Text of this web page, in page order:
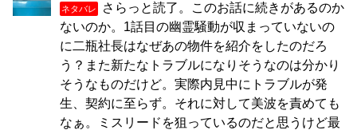
ネタバレ
さらっと読了。このお話に続きがあるのか
ないのか。1話目の幽霊騒動が収まっていないの
に二瓶社長はなぜあの物件を紹介をしたのだろ
う？また新たなトラブルになりそうなのは分かり
そうなものだけど。実際内見中にトラブルが発
生、契約に至らず。それに対して美波を責めても
なぁ。ミスリードを狙っているのだと思うけど最